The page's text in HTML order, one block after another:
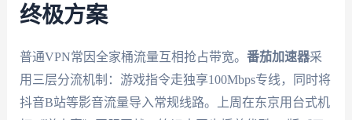
终极方案
普通VPN常因全家桶流量互相抢占带宽。 番茄加速器采
用三层分流机制：游戏指令走独享100Mbps专线，同时将
抖音B站等影音流量导入常规线路。上周在东京用台式机